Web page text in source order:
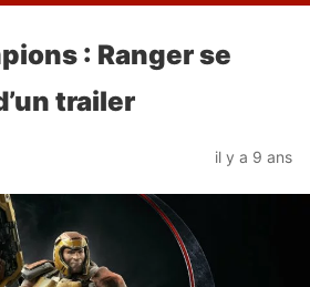
: Ranger se
trailer
il y a 9 ans